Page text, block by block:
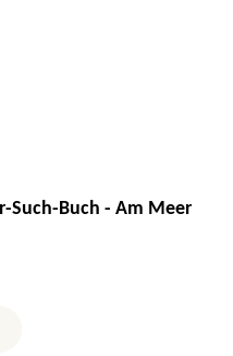
Such-Buch - Am Meer